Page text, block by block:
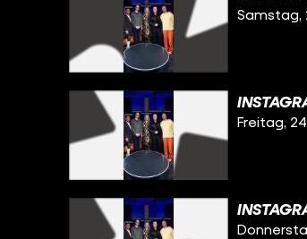
Samstag,
Freitag,